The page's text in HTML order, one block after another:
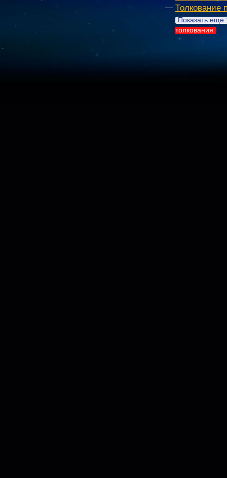
Толкование
Показать еще
толкования